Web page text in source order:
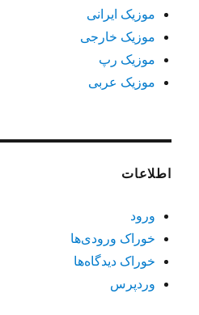
موزیک ایرانی
موزیک خارجی
موزیک رپ
موزیک عربی
اطلاعات
ورود
خوراک ورودی‌ها
خوراک دیدگاه‌ها
وردپرس